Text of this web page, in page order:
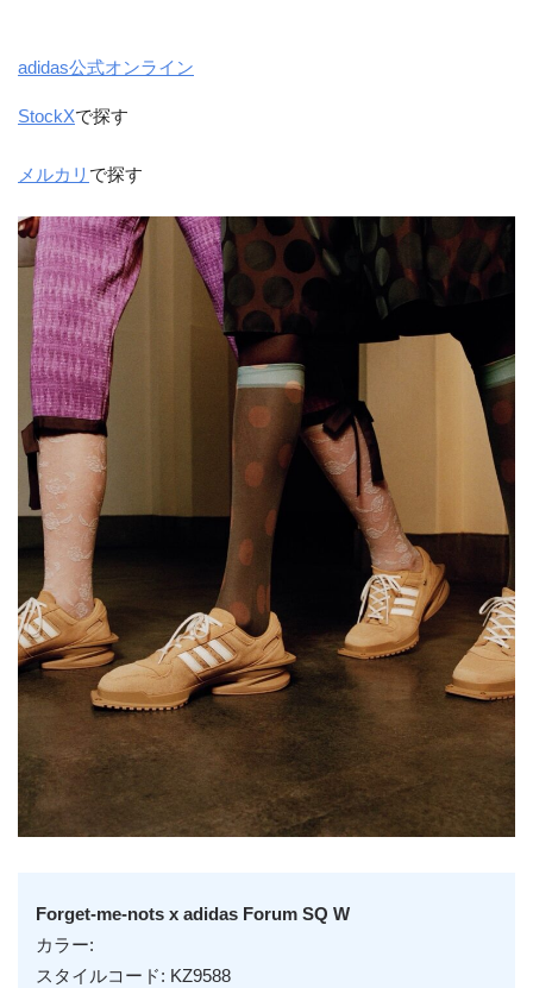
adidas公式オンライン
StockXで探す
メルカリ で探す
Forget-me-nots x adidas Forum SQ W
カラー:
スタイルコード: KZ9588